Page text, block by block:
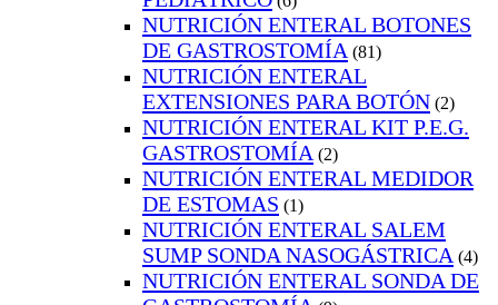
NUTRICIÓN ENTERAL BOTONES
DE GASTROSTOMÍA (81)
NUTRICIÓN ENTERAL
EXTENSIONES PARA BOTÓN (2)
NUTRICIÓN ENTERAL KIT P.E.G.
GASTROSTOMÍA (2)
NUTRICIÓN ENTERAL MEDIDOR
DE ESTOMAS (1)
NUTRICIÓN ENTERAL SALEM
SUMP SONDA NASOGÁSTRICA (4)
NUTRICIÓN ENTERAL SONDA DE